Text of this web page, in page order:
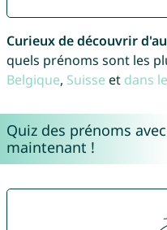
Curieux de découvrir
quels prénoms sont les
Belgique, Suisse et dans
Quiz des prénoms
maintenant !